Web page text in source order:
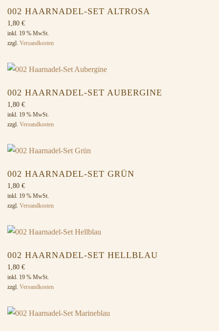
002 HAARNADEL-SET ALTROSA
1,80 €
inkl. 19 % MwSt.
zzgl. Versandkosten
002 HAARNADEL-SET AUBERGINE
1,80 €
inkl. 19 % MwSt.
zzgl. Versandkosten
002 HAARNADEL-SET GRÜN
1,80 €
inkl. 19 % MwSt.
zzgl. Versandkosten
002 HAARNADEL-SET HELLBLAU
1,80 €
inkl. 19 % MwSt.
zzgl. Versandkosten